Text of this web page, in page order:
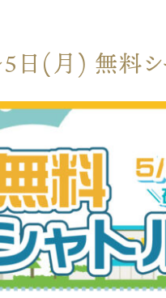
(月) 無料シ